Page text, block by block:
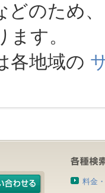
のため
す。
各地域の
料金